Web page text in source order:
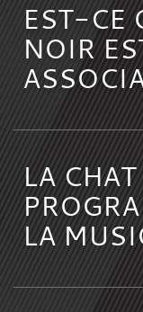
EST-CE
NOIR
LA
LA